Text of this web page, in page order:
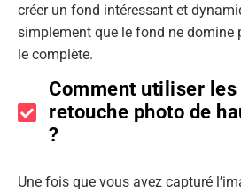
créer un fond intéressant et
simplement que le fond ne domine
le complète.
Comment utiliser
retouche photo de
?
Une fois que vous avez capturé